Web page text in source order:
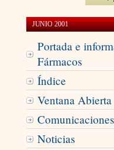
JUNIO 2001
Portada e
Fármacos
Índice
Ventana Abierta
Comunicaciones
Noticias